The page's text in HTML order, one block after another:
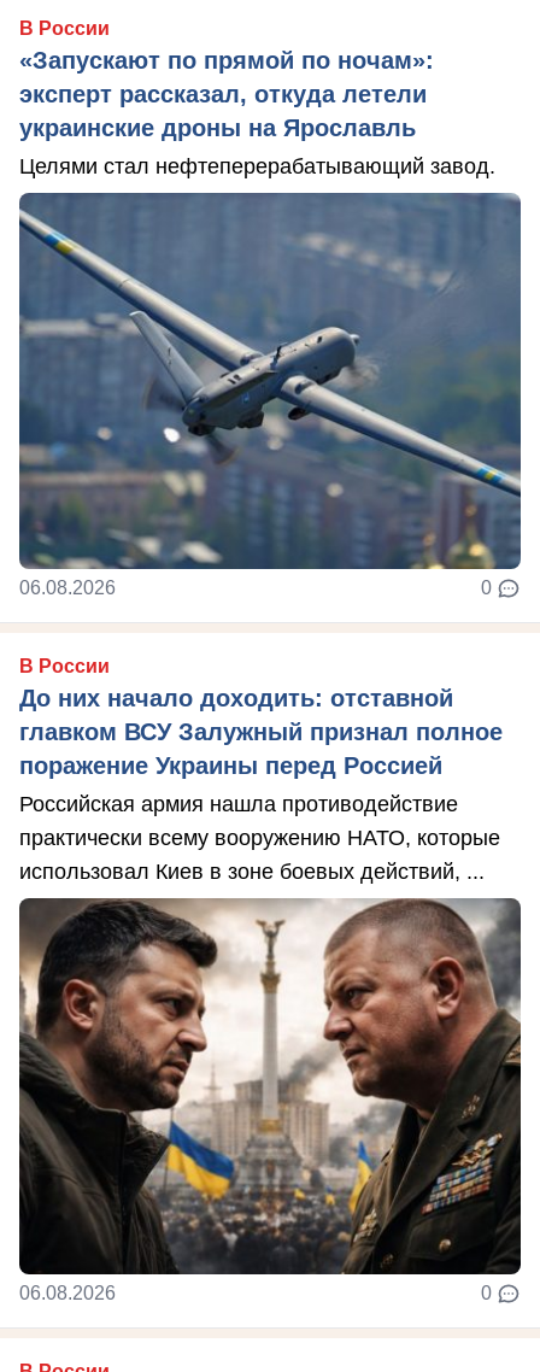
В России
«Запускают по прямой по ночам»:
эксперт рассказал, откуда летели
украинские дроны на Ярославль
Целями стал нефтеперерабатывающий завод.
06.08.2026 0
В России
До них начало доходить: отставной
главком ВСУ Залужный признал полное
поражение Украины перед Россией
Российская армия нашла противодействие
практически всему вооружению НАТО, которые
использовал Киев в зоне боевых действий, ...
06.08.2026 0